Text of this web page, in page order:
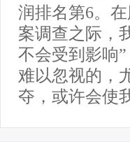
润排名第6。
案调查之际，
不会受到影响
难以忽视的，
夺，或许会使